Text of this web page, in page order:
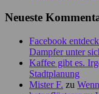
Neueste
Facebook
Dampfer unter
Kaffee gibt es.
Stadtplanung
Mister F. zu